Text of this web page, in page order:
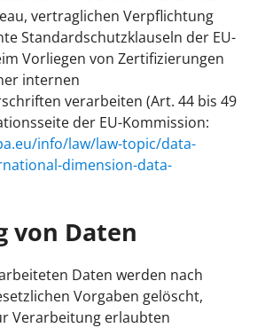
vertraglichen Verpflichtung
Standardschutzklauseln der EU-
Vorliegen von Zertifizierungen
internen
verarbeiten (Art. 44 bis 49
der EU-Kommission:
info/law/law-topic/data-
dimension-data-
von Daten
Daten werden nach
Vorgaben gelöscht,
Verarbeitung erlaubten